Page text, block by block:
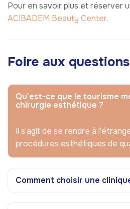
Pour en savoir plus et réserver
ACIBADEM Beauty Center.
Foire aux questions
Qu’est-ce que le tourisme
chirurgie esthétique ?
Il s’agit de se rendre à
procédures esthétiques de
Comment choisir une